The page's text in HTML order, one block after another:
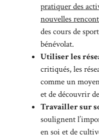
pratiquer des
nouvelles
des cours de
bénévolat.
Utiliser les
critiqués, les
comme un
et de découvrir
Travailler sur
soulignent
en soi et de